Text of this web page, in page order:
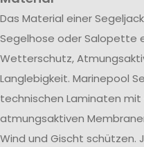
Das Material einer
Segelhose oder Salopette
Wetterschutz,
Langlebigkeit. Marinepool
technischen Laminaten
atmungsaktiven
Wind und Gischt schützen.